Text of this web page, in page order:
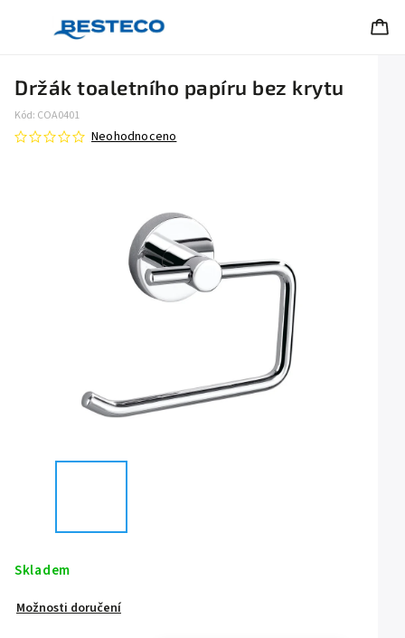
Držák toaletního papíru bez krytu
Kód: COA0401
Neohodnoceno
Skladem
Možnosti doručení